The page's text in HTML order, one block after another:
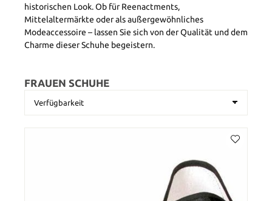
historischen Look. Ob für Reenactments,
Mittelaltermärkte oder als außergewöhnliches
Modeaccessoire – lassen Sie sich von der Qualität und dem
Charme dieser Schuhe begeistern.
FRAUEN SCHUHE